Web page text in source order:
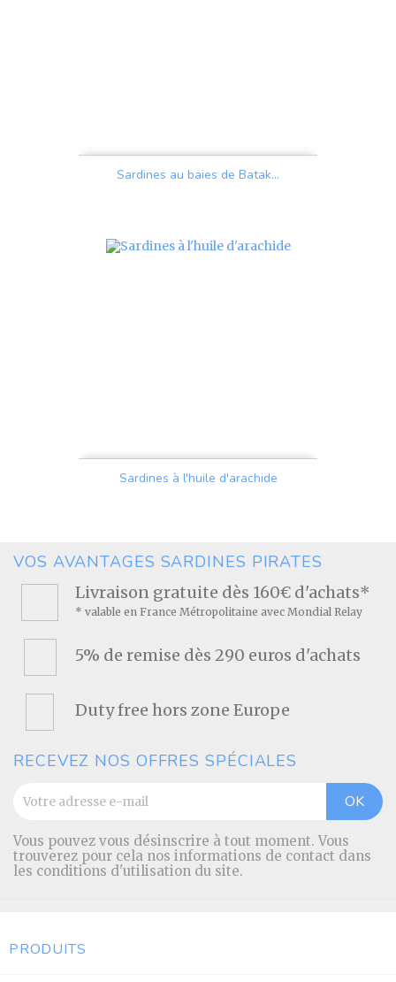
Sardines au baies de Batak...
Sardines à l'huile d'arachide
VOS AVANTAGES SARDINES PIRATES
Livraison gratuite dès 160€ d'achats*
* valable en France Métropolitaine avec Mondial Relay
5% de remise dès 290 euros d'achats
Duty free hors zone Europe
RECEVEZ NOS OFFRES SPÉCIALES
Vous pouvez vous désinscrire à tout moment. Vous
trouverez pour cela nos informations de contact dans
les conditions d'utilisation du site.
PRODUITS